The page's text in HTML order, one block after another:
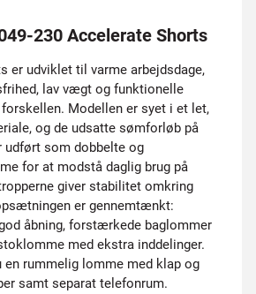
230 Accelerate Shorts
er udviklet til varme arbejdsdage,
lav vægt og funktionelle
Modellen er syet i et let,
og de udsatte sømforløb på
udført som dobbelte og
for at modstå daglig brug på
giver stabilitet omkring
er gennemtænkt:
åbning, forstærkede baglommer
med ekstra inddelinger.
en rummelig lomme med klap og
samt separat telefonrum.